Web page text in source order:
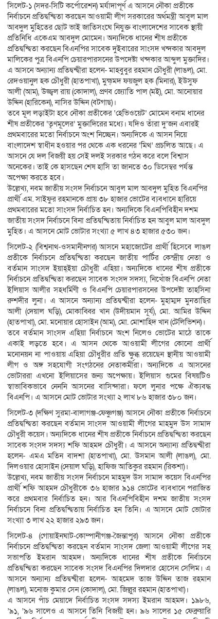
সিলেট-১ (সদর-সিটি কর্পোরেশন) মর্যাদাপূর্ণ এ আসনে নৌকা প্রতীকে
নির্বাচনে প্রতিদ্বন্দ্বিতা করছেন আওয়ামী লীগ সরকারের অর্থমন্ত্রী আবুল মাল
আবদুল মুহিতের ছোট ভাই জাতিসংঘে নিযুক্ত বাংলাদেশের সাবেক স্থায়ী
প্রতিনিধি একেএম আবদুল মোমেন। অন্যদিকে ধানের শীষ প্রতীকে
প্রতিদ্বন্দ্বিতা করছেন বিএনপির সাবেক দুইবারের সাংসদ খন্দকার আবদুল
মালিকের পুত্র বিএনপি চেয়ারপারসনের উপদেষ্টা খন্দকার আব্দুল মুক্তাদির।
এ আসনে অন্যান্য প্রতিদ্বন্দ্বীরা হলেন- মাহবুবুর রহমান চৌধুরী (লাঙল), মো.
রেদওয়ানুল হক চৌধুরী (হাতপাখা), মুহ্ম্মদ ফয়জুল হক (মিনার), ইউসুফ
আলী (আম), উজ্জ্বল রায় (কোদাল), প্রণব জ্যোতি পাল (মই), মো. আনোয়ার
উদ্দিন (হারিকেন), নাসির উদ্দিন (বটগাছ)।
তবে মূল লড়াইটা হবে নৌকা প্রতীকের ‘হেভিওয়েট’ মোমেন বনাম ধানের
শীষ প্রতীকের ‘তৃণমূলের’ মুক্তাদিরের মধ্যে। যদিও তাঁরা দু’জন এবারই
প্রথমবারের মতো নির্বাচনে অংশ নিচ্ছেন। অন্যদিকে এ আসন নিয়ে
বাংলাদেশ স্বাধীন হওয়ার পর থেকে এক ধরনের ‘মিথ’ প্রচলিত আছে। এ
আসনে যে দল বিজয়ী হয় সেই দলই সরকার গঠন করে বলে বিশ্বাস
অনেকের। তাই কে হাসছেন শেষ হাসি তা জানতে ৩০ ডিসেম্বর পর্যন্ত
অপেক্ষা করতে হবে।
উল্লেখ্য, নবম জাতীয় সংসদ নির্বাচনে আবুল মাল আবদুল মুহিত বিএনপির
প্রার্থী এম. সাইফুর রহমানকে প্রায় ৩৮ হাজার ভোটের ব্যবধানে হারিয়ে
প্রথমবারের মতো সাংসদ নির্বাচিত হন। অন্যদিকে বিএনপিবিহীন দশম
জাতীয় সংসদ নির্বাচনে বিনা প্রতিদ্বন্দ্বিতায় নির্বাচিত হন আবুল মাল আবদুল
মুহিত। এ আসনে মোট ভোটার সংখ্যা ৫ লাখ ৪৩ হাজার ৫৩০ জন।
সিলেট-২ (বিশ্বনাথ-ওসমানীনগর) আসনে মহাজোটের প্রার্থী হিসেবে লাঙল
প্রতীকে নির্বাচনে প্রতিদ্বন্দ্বিতা করছেন জাতীয় পার্টির কেন্দ্রীয় নেতা ও
বর্তমান সাংসদ ইয়াহ্ইয়া চৌধুরী এহিয়া। অন্যদিকে ধানের শীষ প্রতীকে
নির্বাচনে প্রতিদ্বন্দ্বিতা করছেন সাবেক সংসদ সদস্য, নিখোঁজ বিএনপি নেতা
ইলিয়াস আলীর সহধর্মিণী ও বিএনপি চেয়ারপারসনের উপদেষ্টা তাহসিনা
রুশদীর লুনা। এ আসনে অন্যান্য প্রতিদ্বন্দ্বীরা হলেন- মুহাম্মদ মুনতাছির
আলী (দেয়াল ঘড়ি), মোকাব্বির খান (উদীয়মান সূর্য), মো. আমির উদ্দিন
(হাতপাখা), মো. মনোয়ার হোসাইন (আম), মো. মোশাহিদ খান (টেলিভিশন)।
তবে বর্তমান সাংসদ এহিয়া নির্বাচনে অংশ নিলেও ভোটের মাঠে তাকে
একাই লড়তে হবে। এ আসন থেকে আওয়ামী লীগের কোনো প্রার্থী
মনোনয়ন না পাওয়ায় এহিয়া চৌধুরীর প্রতি ক্ষুব্ধ রয়েছেন স্থানীয় আওয়ামী
লীগ ও অঙ্গ সহযোগী সংগঠনের নেতাকর্মীরা। অন্যদিকে এ আসনের
ভোটাররা এখনো ইলিয়াসের জন্য অপেক্ষায়। ইলিয়াস গুমের বিষয়টিও
স্বাভাবিকভাবে নেননি আসনের বাসিন্দারা। ফলে লুনার পক্ষে ঐক্যবদ্ধ
বিএনপি। এ আসনে মোট ভোটার সংখ্যা ২ লাখ ৮৬ হাজার ৩৮০ জন।
সিলেট-৩ (দক্ষিণ সুরমা-বালাগঞ্জ-ফেঞ্চুগঞ্জ) আসনে নৌকা প্রতীকে নির্বাচনে
প্রতিদ্বন্দ্বিতা করছেন বর্তমান সাংসদ আওয়ামী লীগের মাহমুদ উস সামাদ
চৌধুরী কয়েস। অন্যদিকে ধানের শীষ প্রতীকে নির্বাচনে প্রতিদ্বন্দ্বিতা করছেন
সাবেক সংসদ সদস্য শফি আহমদ চৌধুরী। এ আসনে অন্যান্য প্রতিদ্বন্দ্বীরা
হলেন- এমএ মতিন বাদশা (হাতপাখা), মো. উসমান আলী (লাঙল), মো.
দিলওয়ার হোসাইন (দেয়াল ঘড়ি), হাফিজ আতিকুর রহমান (রিকশা)।
উল্লেখ্য, নবম জাতীয় সংসদ নির্বাচনে মাহমুদ উস সামাদ কয়েস বিএনপির
প্রার্থী শফি আহমদ চৌধুরীকে ৩৬ হাজার ৯১৪ ভোটের ব্যবধানে পরাজিত
করে প্রথমবার নির্বাচিত হন। আর বিএনপিবিহীন দশম জাতীয় সংসদ
নির্বাচনে বিনা প্রতিদ্বন্দ্বিতায় নির্বাচিত হন তিনি। এ আসনে মোট ভোটার
সংখ্যা ৩ লাখ ২২ হাজার ২৯৩ জন।
সিলেট-৪ (গোয়াইনঘাট-কোম্পানীগঞ্জ-জৈন্তাপুর) আসনে নৌকা প্রতীকে
নির্বাচনে প্রতিদ্বন্দ্বিতা করছেন বর্তমান সাংসদ জেলা আওয়ামী লীগের সহ
সভাপতি ইমরান আহমদ। অন্যদিকে ধানের শীষ প্রতীকে নির্বাচনে
প্রতিদ্বন্দ্বিতা করছেন সাবেক সংসদ বিএনপির দিলদার হোসেন সেলিম। এ
আসনে অন্যান্য প্রতিদ্বন্দ্বীরা হলেন- আহমেদ তাজ উদ্দিন তাজ রহমান
(লাঙল), মনোজ কুমার সেন (কোদাল), মো. জিল্লুর রহমান (হাতপাখা)।
এ আসনে পাঁচ মেয়াদে নির্বাচিত সংসদ সদস্য ইমরান আহমদ। ১৯৮৬,
’৯১, ’৯৬ সালেও এ আসনে তিনি বিজয়ী হন। ৯৬ সালের ১৫ ফেব্রুয়ারি